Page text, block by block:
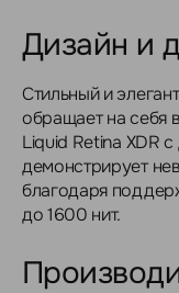
Дизайн и
Стильный и
обращает на себя
Liquid Retina XDR
демонстрирует
благодаря
до 1600 нит.